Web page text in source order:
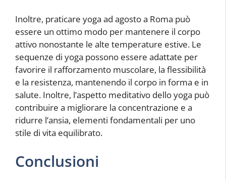
Inoltre, praticare yoga ad agosto a Roma può
essere un ottimo modo per mantenere il corpo
attivo nonostante le alte temperature estive. Le
sequenze di yoga possono essere adattate per
favorire il rafforzamento muscolare, la flessibilità
e la resistenza, mantenendo il corpo in forma e in
salute. Inoltre, l’aspetto meditativo dello yoga può
contribuire a migliorare la concentrazione e a
ridurre l’ansia, elementi fondamentali per uno
stile di vita equilibrato.
Conclusioni